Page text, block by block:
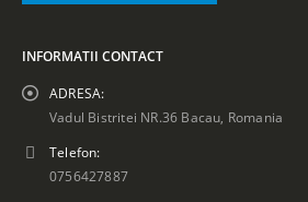
INFORMATII CONTACT
ADRESA:
Vadul Bistritei NR.36 Bacau, Romania
Telefon:
0756427887